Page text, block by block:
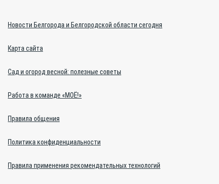
Новости Белгорода и Белгородской области сегодня
Карта сайта
Сад и огород весной: полезные советы
Работа в команде «МОЁ!»
Правила общения
Политика конфиденциальности
Правила применения рекомендательных технологий